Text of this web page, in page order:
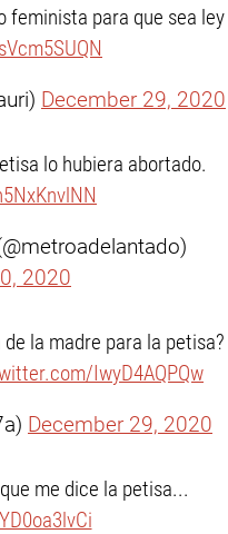
feminista para que sea ley
December 29, 2020
lo hubiera abortado.
2020
la madre para la petisa?
IwyD4AQPQw
December 29, 2020
me dice la petisa...